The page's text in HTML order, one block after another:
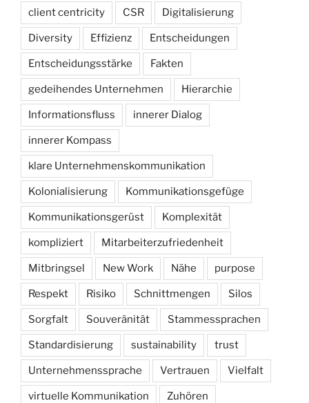
client centricity CSR Digitalisierung
Diversity Effizienz Entscheidungen
Entscheidungsstärke Fakten
gedeihendes Unternehmen Hierarchie
Informationsfluss innerer Dialog
innerer Kompass
klare Unternehmenskommunikation
Kolonialisierung Kommunikationsgefüge
Kommunikationsgerüst Komplexität
kompliziert Mitarbeiterzufriedenheit
Mitbringsel New Work Nähe purpose
Respekt Risiko Schnittmengen Silos
Sorgfalt Souveränität Stammessprachen
Standardisierung sustainability trust
Unternehmenssprache Vertrauen Vielfalt
virtuelle Kommunikation Zuhören